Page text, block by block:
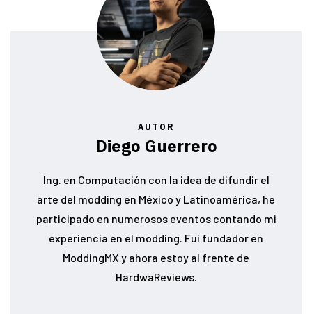
AUTOR
Diego Guerrero
Ing. en Computación con la idea de difundir el
arte del modding en México y Latinoamérica, he
participado en numerosos eventos contando mi
experiencia en el modding. Fui fundador en
ModdingMX y ahora estoy al frente de
HardwaReviews.